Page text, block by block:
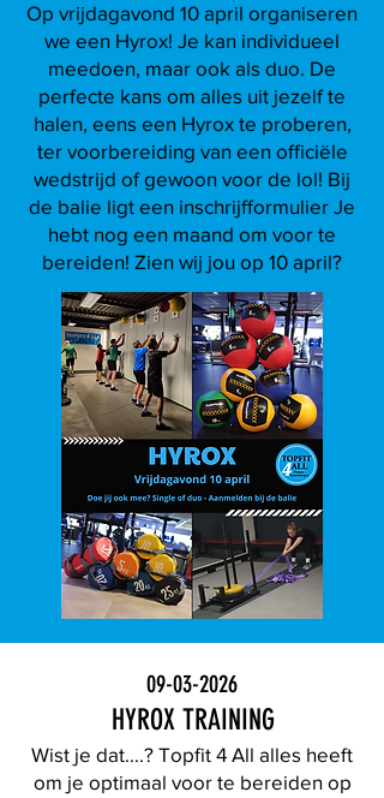
Op vrijdagavond 10 april organiseren
we een Hyrox! Je kan individueel
meedoen, maar ook als duo. De
perfecte kans om alles uit jezelf te
halen, eens een Hyrox te proberen,
ter voorbereiding van een officiële
wedstrijd of gewoon voor de lol! Bij
de balie ligt een inschrijfformulier Je
hebt nog een maand om voor te
bereiden! Zien wij jou op 10 april?
09-03-2026
HYROX TRAINING
Wist je dat....? Topfit 4 All alles heeft
om je optimaal voor te bereiden op